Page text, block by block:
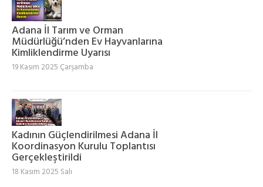
Adana İl Tarım ve Orman
Müdürlüğü’nden Ev Hayvanlarına
Kimliklendirme Uyarısı
19 Kasım 2025 Çarşamba
Kadının Güçlendirilmesi Adana İl
Koordinasyon Kurulu Toplantısı
Gerçekleştirildi
18 Kasım 2025 Salı